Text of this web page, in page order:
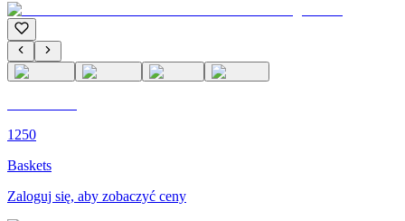
1250
Baskets
Zaloguj się, aby zobaczyć ceny